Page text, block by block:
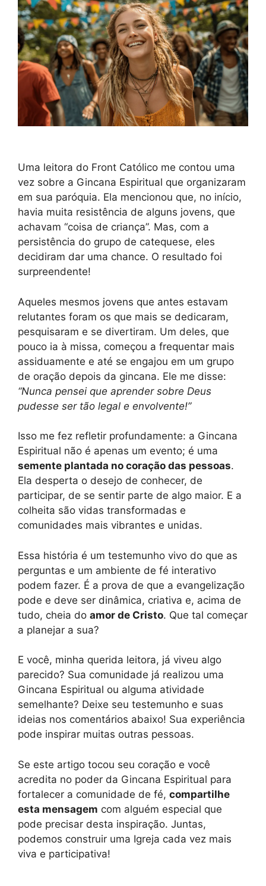
Uma leitora do Front Católico me contou uma
vez sobre a Gincana Espiritual que organizaram
em sua paróquia. Ela mencionou que, no início,
havia muita resistência de alguns jovens, que
achavam “coisa de criança”. Mas, com a
persistência do grupo de catequese, eles
decidiram dar uma chance. O resultado foi
surpreendente!
Aqueles mesmos jovens que antes estavam
relutantes foram os que mais se dedicaram,
pesquisaram e se divertiram. Um deles, que
pouco ia à missa, começou a frequentar mais
assiduamente e até se engajou em um grupo
de oração depois da gincana. Ele me disse:
“Nunca pensei que aprender sobre Deus
pudesse ser tão legal e envolvente!”
Isso me fez refletir profundamente: a Gincana
Espiritual não é apenas um evento; é uma
semente plantada no coração das pessoas.
Ela desperta o desejo de conhecer, de
participar, de se sentir parte de algo maior. E a
colheita são vidas transformadas e
comunidades mais vibrantes e unidas.
Essa história é um testemunho vivo do que as
perguntas e um ambiente de fé interativo
podem fazer. É a prova de que a evangelização
pode e deve ser dinâmica, criativa e, acima de
tudo, cheia do amor de Cristo. Que tal começar
a planejar a sua?
E você, minha querida leitora, já viveu algo
parecido? Sua comunidade já realizou uma
Gincana Espiritual ou alguma atividade
semelhante? Deixe seu testemunho e suas
ideias nos comentários abaixo! Sua experiência
pode inspirar muitas outras pessoas.
Se este artigo tocou seu coração e você
acredita no poder da Gincana Espiritual para
fortalecer a comunidade de fé, compartilhe
esta mensagem com alguém especial que
pode precisar desta inspiração. Juntas,
podemos construir uma Igreja cada vez mais
viva e participativa!